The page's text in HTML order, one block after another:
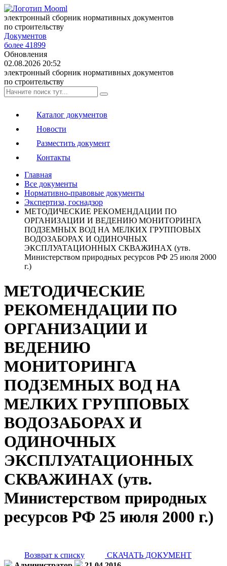
электронный сборник нормативных документов
по строительству
Документов
более 41899
Обновления
02.08.2026 20:52
электронный сборник нормативных документов
по строительству
Каталог документов
Новости
Разместить документ
Контакты
Главная
Все документы
Нормативно-правовые документы
Экспертиза, госнадзор
МЕТОДИЧЕСКИЕ РЕКОМЕНДАЦИИ ПО
ОРГАНИЗАЦИИ И ВЕДЕНИЮ МОНИТОРИНГА
ПОДЗЕМНЫХ ВОД НА МЕЛКИХ ГРУППОВЫХ
ВОДОЗАБОРАХ И ОДИНОЧНЫХ
ЭКСПЛУАТАЦИОННЫХ СКВАЖИНАХ (утв.
Министерством природных ресурсов РФ 25 июля 2000
г.)
МЕТОДИЧЕСКИЕ
РЕКОМЕНДАЦИИ ПО
ОРГАНИЗАЦИИ И
ВЕДЕНИЮ
МОНИТОРИНГА
ПОДЗЕМНЫХ ВОД НА
МЕЛКИХ ГРУППОВЫХ
ВОДОЗАБОРАХ И
ОДИНОЧНЫХ
ЭКСПЛУАТАЦИОННЫХ
СКВАЖИНАХ (утв.
Министерством природных
ресурсов РФ 25 июля 2000 г.)
Возврат к списку
СКАЧАТЬ ДОКУМЕНТ